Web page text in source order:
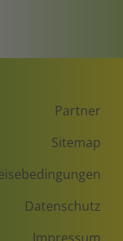
Partner
Sitemap
Datenschutz